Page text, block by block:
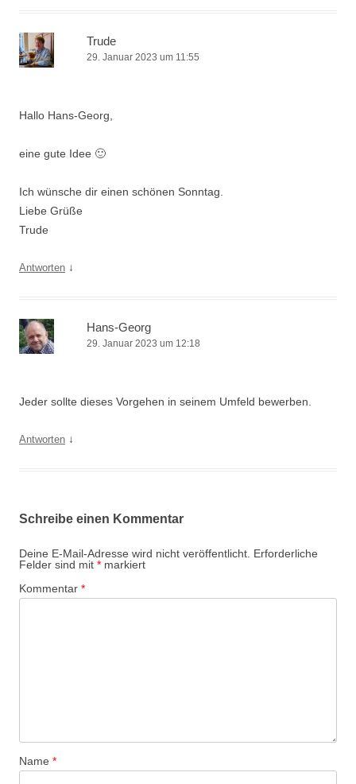
Trude
29. Januar 2023 um 11:55
Hallo Hans-Georg,
eine gute Idee 🙂
Ich wünsche dir einen schönen Sonntag.
Liebe Grüße
Trude
Antworten ↓
Hans-Georg
29. Januar 2023 um 12:18
Jeder sollte dieses Vorgehen in seinem Umfeld bewerben.
Antworten ↓
Schreibe einen Kommentar
Deine E-Mail-Adresse wird nicht veröffentlicht. Erforderliche
Felder sind mit * markiert
Kommentar *
Name *